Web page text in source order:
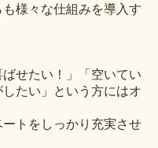
様々な仕組みを導入す
ばせたい！」「空いてい
たい」という方にはオ
トをしっかり充実させ